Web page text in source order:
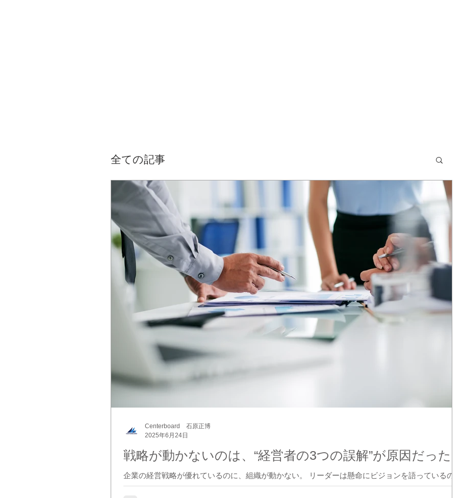
全ての記事
戦略が動かないのは、“経営者の3つの誤解”が原因だった
企業の経営戦略が優れているのに、組織が動かない。 リーダーは懸命にビジョンを語っているの
に、現場の行動が伴わない。 大手コンサルが支援しても、いまひとつ成果が定着しない。 それはな
Centerboard 石原正博
2025年6月24日